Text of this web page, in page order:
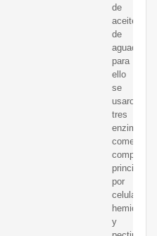
de
aceite
de
aguacate,
para
ello
se
usaron
tres
enzimas
por
celulasas,
y